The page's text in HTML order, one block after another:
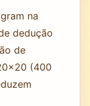
na
dedução
de
(400